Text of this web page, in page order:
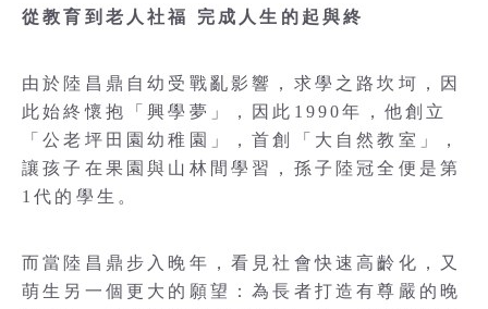
從教育到老人社福 完成人生的起與終
由於陸昌鼎自幼受戰亂影響，求學之路坎坷，因
此始終懷抱「興學夢」，因此1990年，他創立
「公老坪田園幼稚園」，首創「大自然教室」，
讓孩子在果園與山林間學習，孫子陸冠全便是第
1代的學生。
而當陸昌鼎步入晚年，看見社會快速高齡化，又
萌生另一個更大的願望：為長者打造有尊嚴的晚